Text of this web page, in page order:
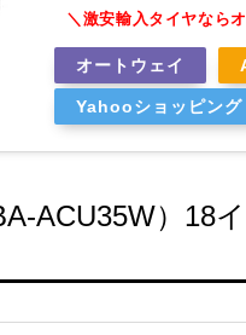
＼激安輸入タイヤなら
オートウェイ
Yahooショッピング
ACU35W）18